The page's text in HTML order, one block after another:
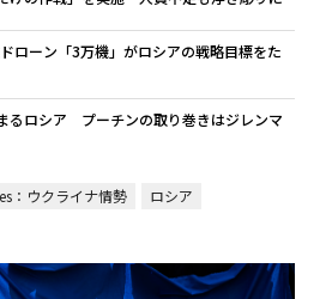
ローン「3万機」がロシアの戦略目標をた
るロシア プーチンの取り巻きはジレンマ
：ウクライナ情勢 ロシア